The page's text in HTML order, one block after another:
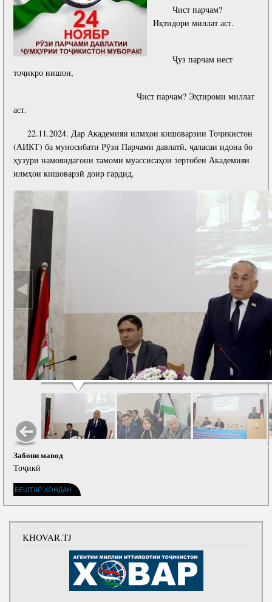
Салоҳият
Тарҷумаи ҳол
Китобҳо
Сохтори Институт
Роҳбарон ва кормандон
Таърихи роҳбарон
Чист парчам?
Иқтидори миллат аст.
Ҷуз парчам нест
тоҷикро нишон,
Чист парчам? Эҳтироми миллат
аст.
22.11.2024. Дар Академияи илмҳои кишоварзии Тоҷикистон
(АИКТ) ба муносибати Рӯзи Парчами давлатӣ, ҷаласаи идона бо
ҳузури намояндагони тамоми муассисаҳои зертобеи Академияи
илмҳои кишоварзӣ доир гардид.
Забони мавод
Тоҷикӣ
БЕШТАР ХОНДАН
KHOVAR.TJ